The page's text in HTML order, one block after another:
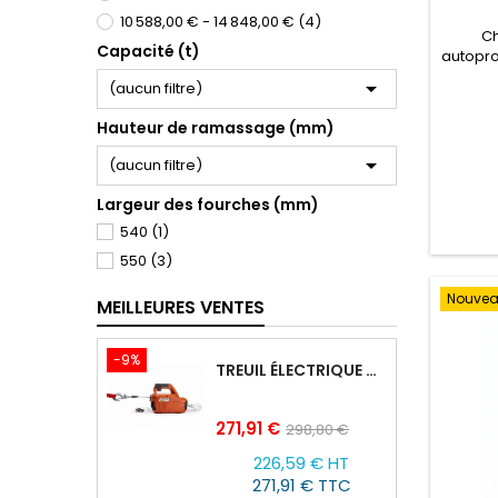
10 588,00 € - 14 848,00 € (4)
Capacité (t)
(aucun filtre) 
Hauteur de ramassage (mm)
(aucun filtre) 
Largeur des fourches (mm)
540 (1)
550 (3)
MEILLEURES VENTES
-9% TREUIL ÉLECTRIQUE PORTABLE AVEC TÉLÉCOMMANDE TOR SQ-02-450KG/4.6M
Prix
271,91 € Prix
base
298,80 €
226,59 € HT
271,91 € TTC
Il se
Le